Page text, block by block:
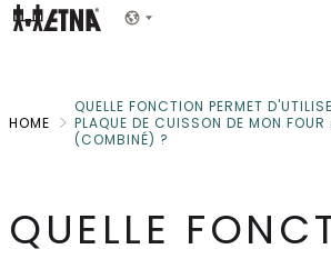
Skip
Show menu
HOME
QUELLE FONCTION PERMET
PLAQUE DE CUISSON DE MON
(COMBINÉ) ?
QUELLE